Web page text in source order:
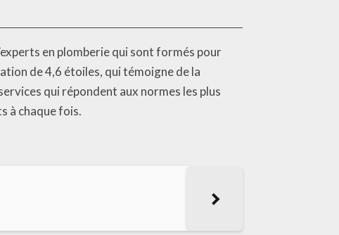
en plomberie qui sont formés pour
de 4,6 étoiles, qui témoigne de la
qui répondent aux normes les plus
à chaque fois.